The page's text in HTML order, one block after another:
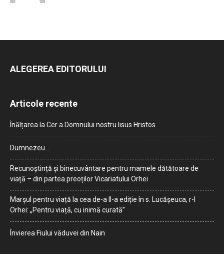
ALEGEREA EDITORULUI
Articole recente
Înălțarea la Cer a Domnului nostru Iisus Hristos
Dumnezeu…
Recunoștință și binecuvântare pentru mamele dătătoare de
viață – din partea preoților Vicariatului Orhei
Marșul pentru viață la cea de-a II-a ediție în s. Lucășeuca, r-l
Orhei: „Pentru viață, cu inimă curată”
Învierea Fiului văduvei din Nain